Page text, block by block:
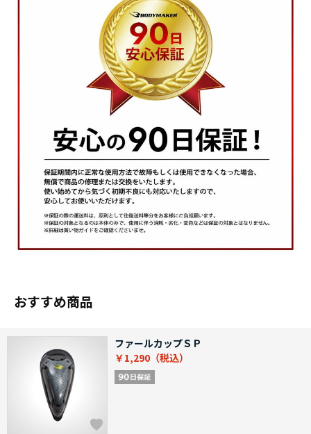
おすすめ商品
ファールカップＳＰ
￥1,290